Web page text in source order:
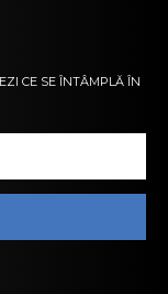
CE SE ÎNTÂMPLĂ ÎN